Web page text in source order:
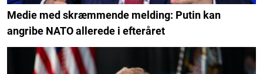
Medie med skræmmende melding: Putin kan
angribe NATO allerede i efteråret